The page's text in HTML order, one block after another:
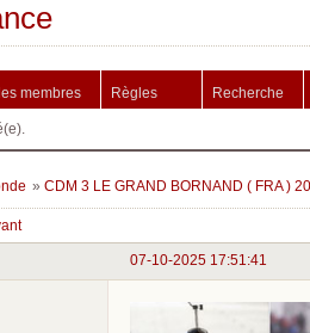
membres Règles Recherche
» CDM 3 LE GRAND BORNAND ( FRA )
07-10-2025 17:51:41